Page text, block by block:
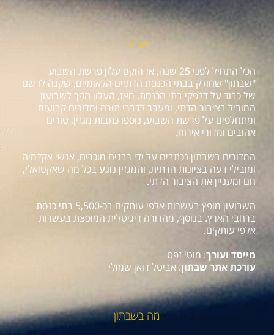
אודות
הכל התחיל לפני 25 שנה, אז הוקם עלון פרשת השבוע
"שבתון" שחולק בבתי הכנסת הדתיים הלאומיים, שקנה לו שם
של כבוד על דלפקי בתי הכנסת. מאז, העלון הפך לשבועון
המוביל בציבור הדתי, ומעבר לדברי תורה ומדורים קבועים
ומתחלפים על פרשת השבוע, נוספו כתבות מגזין, טורים
אהובים ומדורי אירוח.
המדורים בשבתון נכתבים על ידי רבנים מוכרים, אנשי אקדמיה
ומובילי דעה בציונות הדתית, והמגזין נוגע בכל מה שאקטואלי,
חם ומעניין את הציבור הדתי.
השבועון מופץ בעשרות אלפי עותקים בכ-5,500 בתי כנסת
ברחבי הארץ. בנוסף, מהדורה דיגיטלית המופצת בעשרות
אלפי עותקים.
מייסד ועורך: מוטי זפט
עורכת אתר שבתון: אביטל דואן שמולי
מה בשבתון